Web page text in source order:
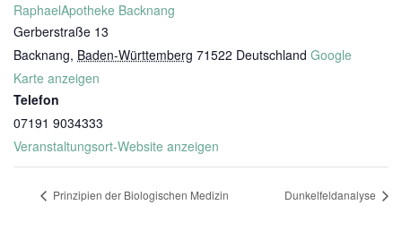
RaphaelApotheke Backnang
Gerberstraße 13
Backnang, Baden-Württemberg 71522 Deutschland Google
Karte anzeigen
Telefon
07191 9034333
Veranstaltungsort-Website anzeigen
Prinzipien der Biologischen Medizin Dunkelfeldanalyse